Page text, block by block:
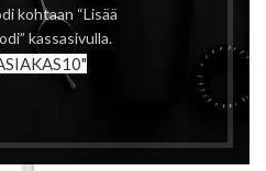
kohtaan “Lisää
kassasivulla.